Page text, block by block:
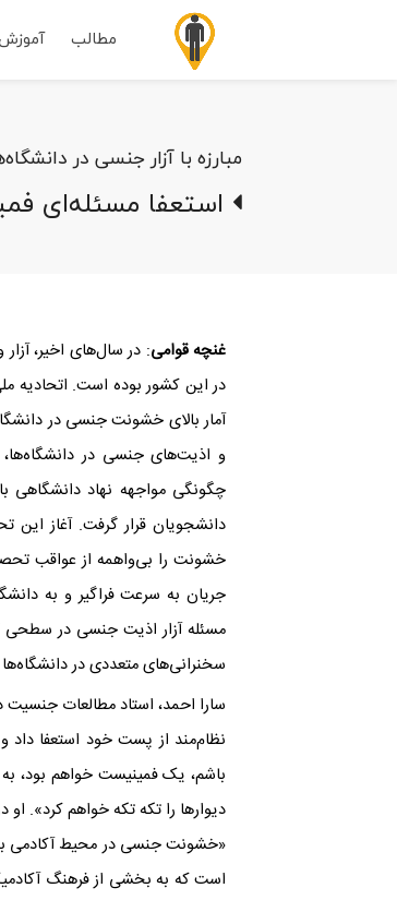
مطالب
مبارزه با آزار جنسی در
استعفا مسئله‌ای
غنچه قوامی: در سال‌های اخیر،
چگونگی مواجهه نهاد دانشگاهی
دانشجویان قرار گرفت. آغاز
خشونت را بی‌واهمه از عواقب
جریان به سرعت فراگیر و به
مسئله آزار اذیت جنسی در سطحی
سخنرانی‌های متعددی در دانشگاه‌ها
سارا احمد، استاد مطالعات جنسیت
نظام‌مند از پست خود استعفا
باشم، یک فمینیست خواهم بود،
دیوارها را تکه تکه خواهم کرد».
«خشونت جنسی در محیط آکادمی به
است که به بخشی از فرهنگ